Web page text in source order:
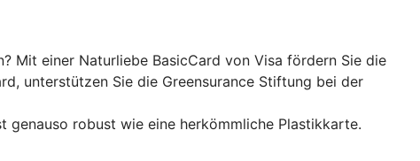
Mit einer Naturliebe BasicCard von Visa fördern Sie die
unterstützen Sie die Greensurance Stiftung bei der
genauso robust wie eine herkömmliche Plastikkarte.